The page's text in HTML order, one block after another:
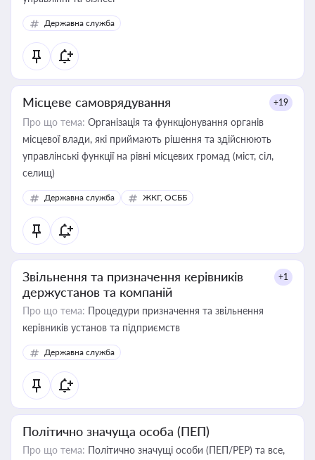
Державна служба
Місцеве самоврядування +19
Про що тема: Організація та функціонування органів
місцевої влади, які приймають рішення та здійснюють
управлінські функції на рівні місцевих громад (міст, сіл,
селищ)
Державна служба ЖКГ, ОСББ
Звільнення та призначення керівників
держустанов та компаній
+1
Про що тема: Процедури призначення та звільнення
керівників установ та підприємств
Державна служба
Політично значуща особа (ПЕП)
Про що тема: Політично значущі особи (ПЕП/PEP) та все,